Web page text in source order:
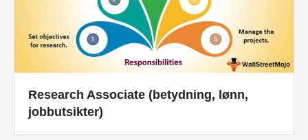
Research Associate (betydning, lønn,
jobbutsikter)